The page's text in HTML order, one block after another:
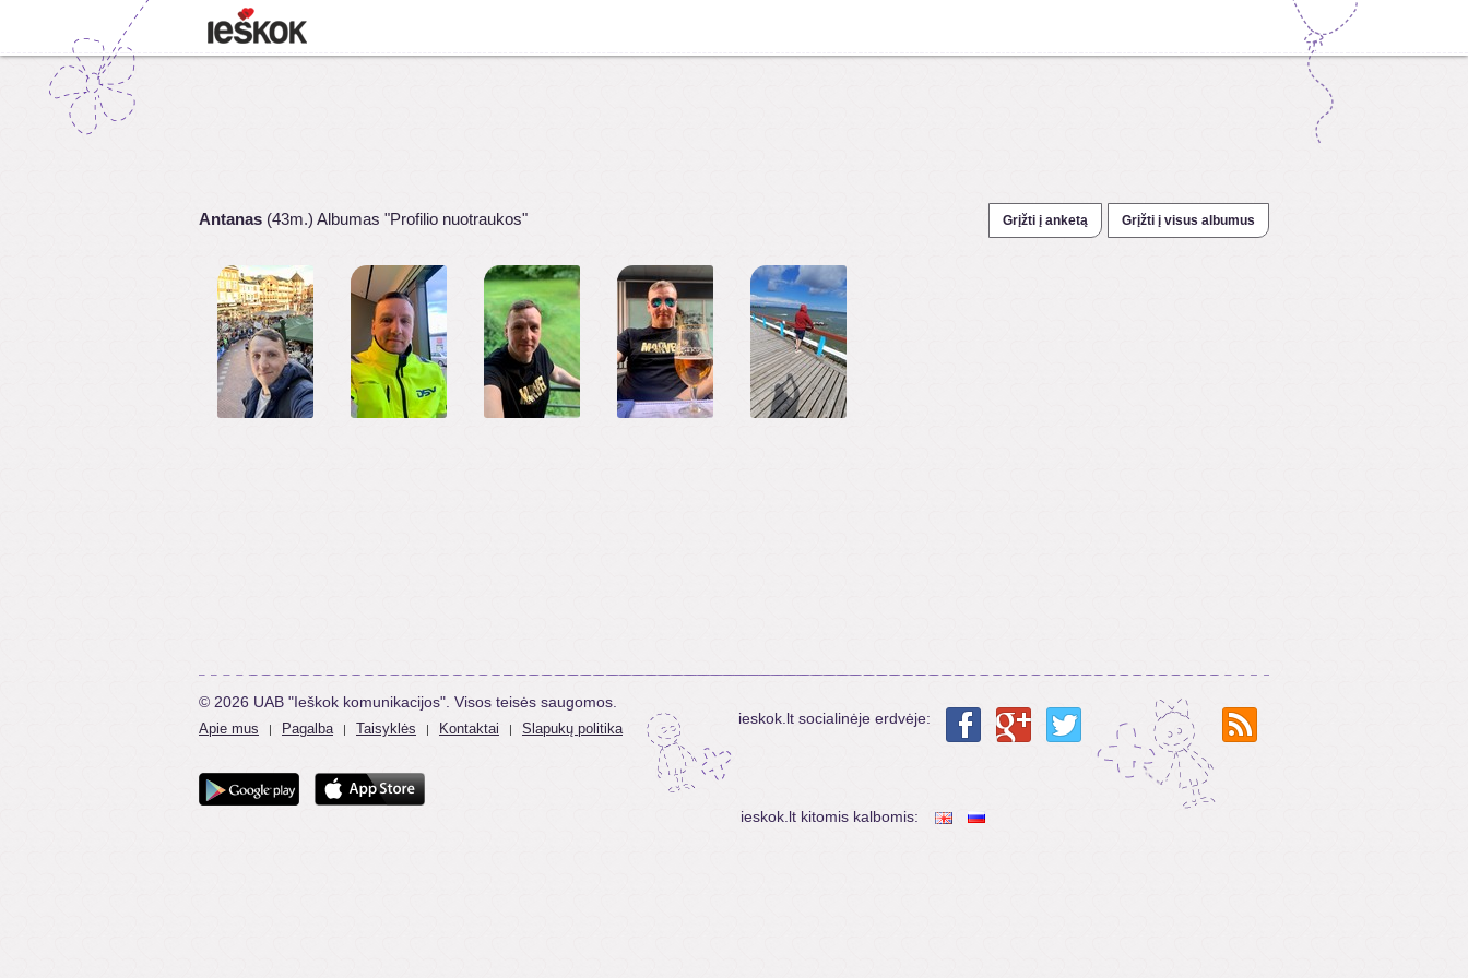
Antanas (43m.) Albumas "Profilio nuotraukos" Grįžti į anketą Grįžti į visus albumus
© 2026 UAB "Ieškok komunikacijos". Visos teisės saugomos.
Apie mus | Pagalba | Taisyklės | Kontaktai | Slapukų politika
ieskok.lt socialinėje erdvėje:
ieskok.lt kitomis kalbomis: